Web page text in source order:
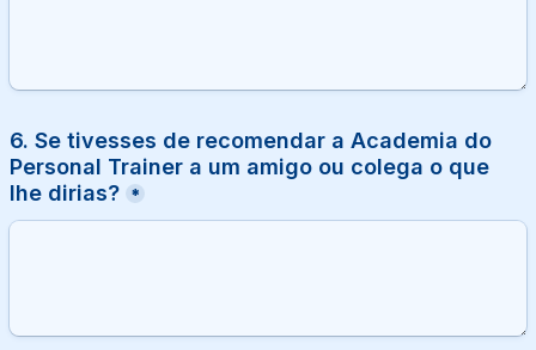
6. Se tivesses de recomendar a Academia do
Personal Trainer a um amigo ou colega o que
lhe dirias? *